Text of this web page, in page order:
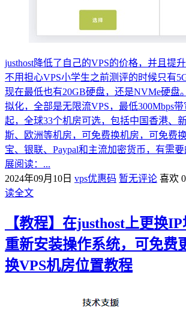
justhost降低了自己的VPS的价格，并且提
不用担心VPS小学生之前测评的时候只有
现在最低也有20GB硬盘，还是NVMe硬盘
拟化，全部是无限流VPS，最低300Mbps带
起，全球33个机房可选，包括中国香港、
斯、欧洲等机房，可免费换机房，可免费
宝、银联、Paypal和主流加密货币，有需
展阅读：...
2024年09月10日 vps优惠码 暂无评论 喜欢 0
读全文
【教程】在justhost上更换
重新安装操作系统，可免费
换VPS机房位置教程